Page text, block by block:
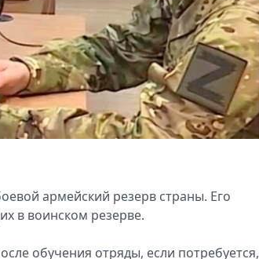
армейский резерв страны. Его
в воинском резерве.
обучения отряды, если потребуется,